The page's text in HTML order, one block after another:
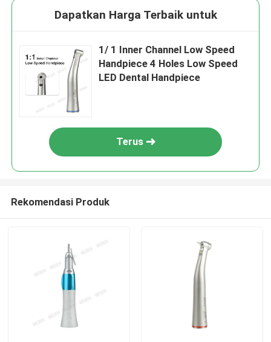
Dapatkan Harga Terbaik untuk
1/ 1 Inner Channel Low Speed
Handpiece 4 Holes Low Speed
LED Dental Handpiece
Terus
Rekomendasi Produk